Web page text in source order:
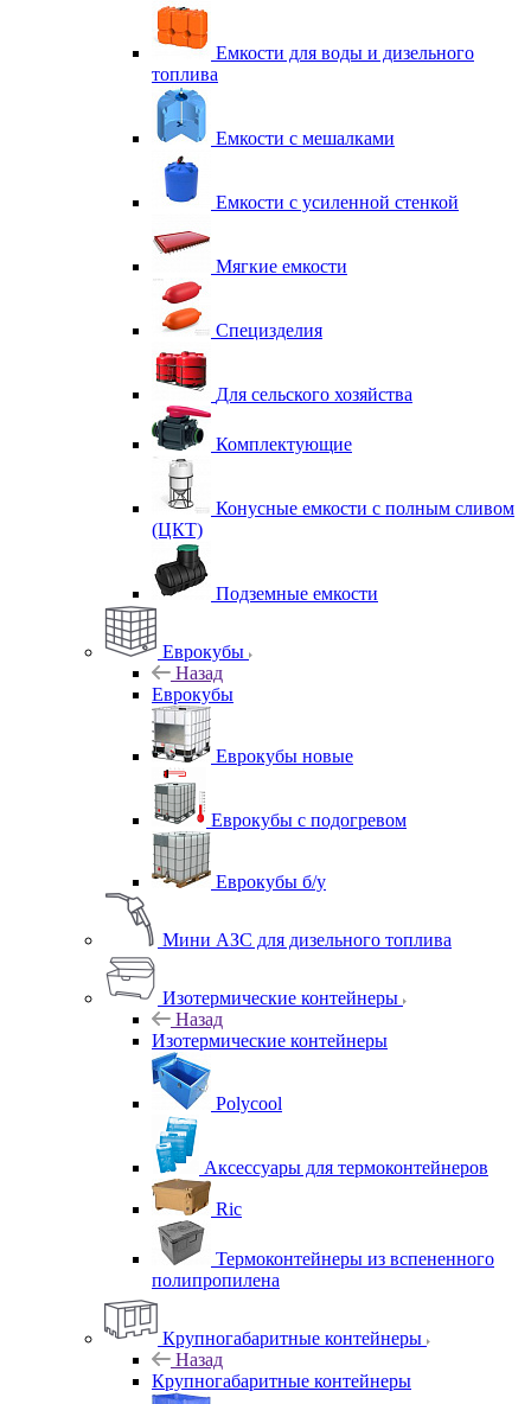
Емкости для воды и дизельного
топлива
Емкости с мешалками
Емкости с усиленной стенкой
Мягкие емкости
Специзделия
Для сельского хозяйства
Комплектующие
Конусные емкости с полным сливом
(ЦКТ)
Подземные емкости
Еврокубы
Назад
Еврокубы
Еврокубы новые
Еврокубы с подогревом
Еврокубы б/у
Мини АЗС для дизельного топлива
Изотермические контейнеры
Назад
Изотермические контейнеры
Polycool
Аксессуары для термоконтейнеров
Ric
Термоконтейнеры из вспененного
полипропилена
Крупногабаритные контейнеры
Назад
Крупногабаритные контейнеры